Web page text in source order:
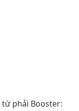
từ phải Booster: